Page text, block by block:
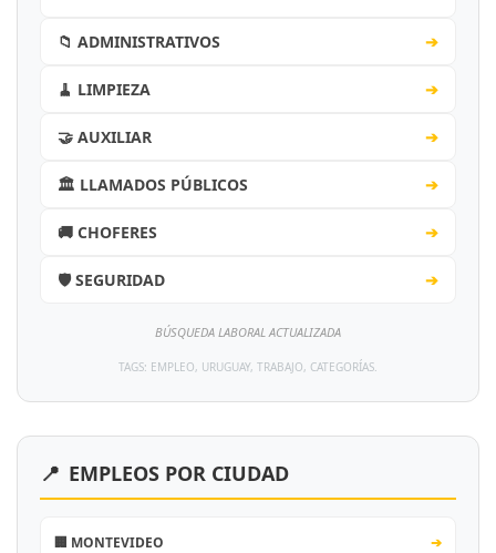
📁 ADMINISTRATIVOS ➔
🧹 LIMPIEZA ➔
🤝 AUXILIAR ➔
🏛️ LLAMADOS PÚBLICOS ➔
🚚 CHOFERES ➔
🛡️ SEGURIDAD ➔
BÚSQUEDA LABORAL ACTUALIZADA
TAGS: EMPLEO, URUGUAY, TRABAJO, CATEGORÍAS.
📍 EMPLEOS POR CIUDAD
🏢 MONTEVIDEO ➔